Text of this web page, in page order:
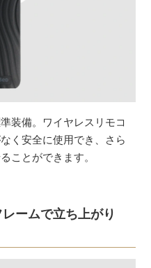
装備。ワイヤレスリモコ
く安全に使用でき、さら
ことができます。
ームで立ち上がり